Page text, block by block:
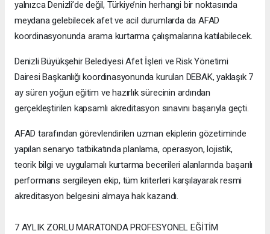
yalnızca Denizli’de değil, Türkiye’nin herhangi bir noktasında
meydana gelebilecek afet ve acil durumlarda da AFAD
koordinasyonunda arama kurtarma çalışmalarına katılabilecek.
Denizli Büyükşehir Belediyesi Afet İşleri ve Risk Yönetimi
Dairesi Başkanlığı koordinasyonunda kurulan DEBAK, yaklaşık 7
ay süren yoğun eğitim ve hazırlık sürecinin ardından
gerçekleştirilen kapsamlı akreditasyon sınavını başarıyla geçti.
AFAD tarafından görevlendirilen uzman ekiplerin gözetiminde
yapılan senaryo tatbikatında planlama, operasyon, lojistik,
teorik bilgi ve uygulamalı kurtarma becerileri alanlarında başarılı
performans sergileyen ekip, tüm kriterleri karşılayarak resmi
akreditasyon belgesini almaya hak kazandı.
7 AYLIK ZORLU MARATONDA PROFESYONEL EĞİTİM